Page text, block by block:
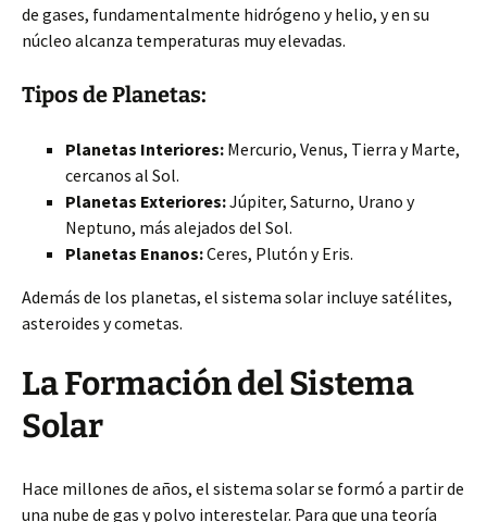
de gases, fundamentalmente hidrógeno y helio, y en su
núcleo alcanza temperaturas muy elevadas.
Tipos de Planetas:
Planetas Interiores: Mercurio, Venus, Tierra y Marte,
cercanos al Sol.
Planetas Exteriores:Júpiter, Saturno, Urano y
Neptuno, más alejados del Sol.
Planetas Enanos:Ceres, Plutón y Eris.
Además de los planetas, el sistema solar incluye satélites,
asteroides y cometas.
La Formación del Sistema
Solar
Hace millones de años, el sistema solar se formó a partir de
una nube de gas y polvo interestelar. Para que una teoría